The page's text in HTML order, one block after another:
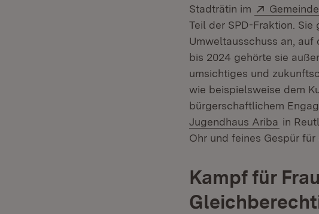
Stadträtin im
Extern:
Teil der SPD-Fraktion.
Umweltausschuss an, auf
bis 2024 gehörte sie
umsichtiges und
wie beispielsweise dem
bürgerschaftlichem
Jugendhaus Ariba (Öffnet
in
Ohr und feines Gespür
Kampf für